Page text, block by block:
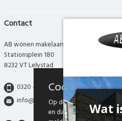
Contact
AB wonen makelaars
Stationsplein 180
8232 VT Lelystad
0320 - 280 280
info@abwonen.nl
Cookies
Op deze website maken
en daarmee